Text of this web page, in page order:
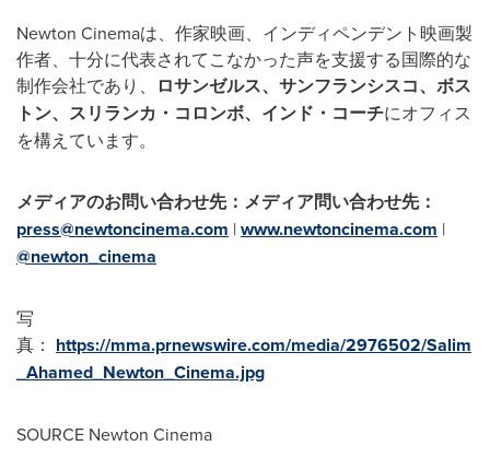
Newton Cinemaは、作家映画、インディペンデント映画製
作者、十分に代表されてこなかった声を支援する国際的な
制作会社であり、
ロサンゼルス、サンフランシスコ、ボス
トン、スリランカ・コロンボ、インド・コーチにオフィス
を構えています。
メディアのお問い合わせ先：メディア問い合わせ先：
press@newtoncinema.com |www.newtoncinema.com |
@newton_cinema
写
真： https://mma.prnewswire.com/media/2976502/Salim
_Ahamed_Newton_Cinema.jpg
SOURCE Newton Cinema